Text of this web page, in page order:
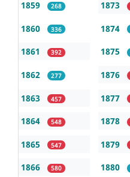
1859 268
1860 336
1861 392
1862 277
1863 457
1864 548
1865 547
1866 580
1873
1874
1875
1876
1877
1878
1879
1880